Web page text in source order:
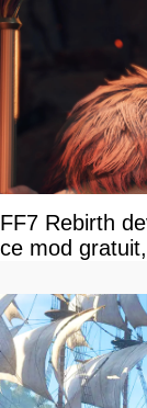
FF7 Rebirth
ce mod